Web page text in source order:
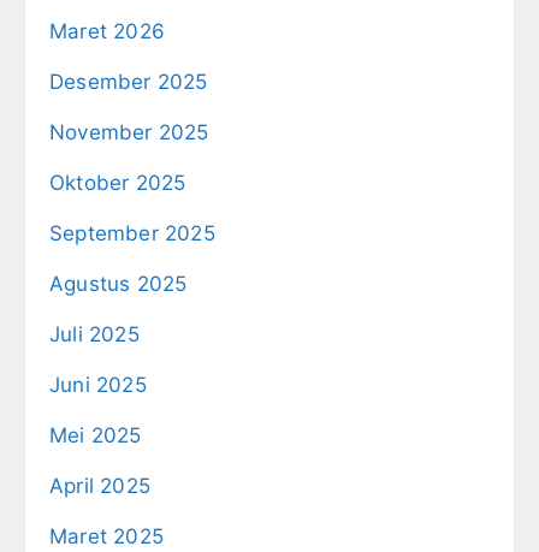
Maret 2026
Desember 2025
November 2025
Oktober 2025
September 2025
Agustus 2025
Juli 2025
Juni 2025
Mei 2025
April 2025
Maret 2025